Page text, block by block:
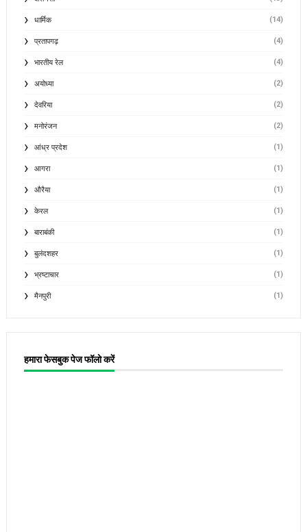
धार्मिक (14)
प्रतापगढ़ (4)
भारतीय रेल (4)
अयोध्या (2)
देवरिया (2)
मनोरंजन (2)
आंध्र प्रदेश (1)
आगरा (1)
औरैया (1)
केरल (1)
बाराबंकी (1)
बुलंदशहर (1)
भ्रष्टाचार (1)
मैनपुरी (1)
हमारा फेसबुक पेज फॉलो करें